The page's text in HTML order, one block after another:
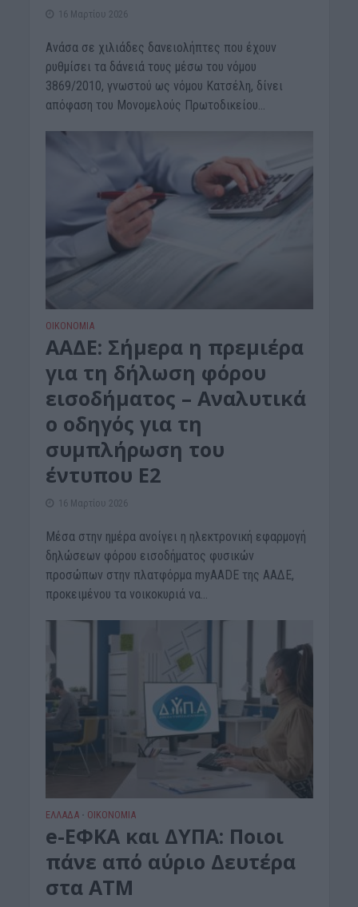
16 Μαρτίου 2026
Aνάσα σε χιλιάδες δανειολήπτες που έχουν
ρυθμίσει τα δάνειά τους μέσω του νόμου
3869/2010, γνωστού ως νόμου Κατσέλη, δίνει
απόφαση του Μονομελούς Πρωτοδικείου...
ΟΙΚΟΝΟΜΙΑ
ΑΑΔΕ: Σήμερα η πρεμιέρα
για τη δήλωση φόρου
εισοδήματος – Αναλυτικά
ο οδηγός για τη
συμπλήρωση του
έντυπου Ε2
16 Μαρτίου 2026
Μέσα στην ημέρα ανοίγει η ηλεκτρονική εφαρμογή
δηλώσεων φόρου εισοδήματος φυσικών
προσώπων στην πλατφόρμα myAADE της ΑΑΔΕ,
προκειμένου τα νοικοκυριά να...
ΕΛΛΑΔΑ • ΟΙΚΟΝΟΜΙΑ
e-ΕΦΚΑ και ΔΥΠΑ: Ποιοι
πάνε από αύριο Δευτέρα
στα ΑΤΜ